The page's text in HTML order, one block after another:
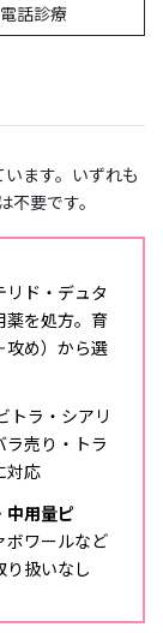
話診療
ます。いずれも
要です。
リド・デュタ
薬を処方。育
攻め）から選
トラ・シアリ
売り・トラ
対応
中用量ピ
ボワールなど
扱いなし